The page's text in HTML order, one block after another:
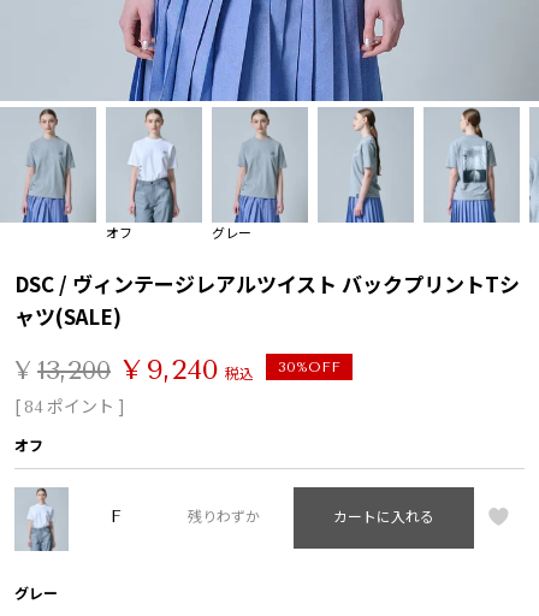
オフ グレー
DSC / ヴィンテージレアルツイスト バックプリントTシ
ャツ(SALE)
¥ 13,200 ¥ 9,240 税込 30%OFF
[84ポイント ]
オフ
F 残りわずか カートに入れる
グレー